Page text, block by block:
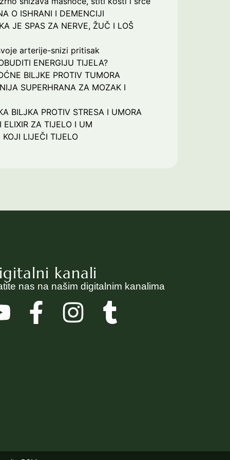
O ISHRANI I DEMENCIJI
JE SPAS ZA NERVE, ŽUČ I LOŠ
arterije-snizi pritisak
ENERGIJU TIJELA?
BILJKE PROTIV TUMORA
SUPERHRANA ZA MOZAK I
BILJKA PROTIV STRESA I UMORA
ELIXIR ZA TIJELO I UM
KOJI LIJEČI TIJELO
kanali
nas na našim digitalnim kanalima